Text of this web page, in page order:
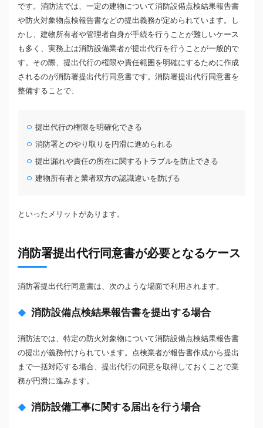
です。消防法では、一定の建物について消防設備点検結果報告書
や防火対象物点検報告書などの提出義務が定められています。し
かし、建物所有者や管理者自身が手続を行うことが難しいケース
も多く、実務上は消防設備業者が提出代行を行うことが一般的で
す。その際、提出代行の権限や責任範囲を明確にするために作成
されるのが消防署提出代行同意書です。消防署提出代行同意書を
整備することで、
提出代行の権限を明確化できる
消防署とのやり取りを円滑に進められる
提出漏れや責任の所在に関するトラブルを防止できる
建物所有者と業者双方の認識違いを防げる
といったメリットがあります。
消防署提出代行同意書が必要となるケース
消防署提出代行同意書は、次のような場面で利用されます。
消防設備点検結果報告書を提出する場合
消防法では、特定の防火対象物について消防設備点検結果報告書
の提出が義務付けられています。点検業者が報告書作成から提出
まで一括対応する場合、提出代行の同意を取得しておくことで業
務が円滑に進みます。
消防設備工事に関する届出を行う場合